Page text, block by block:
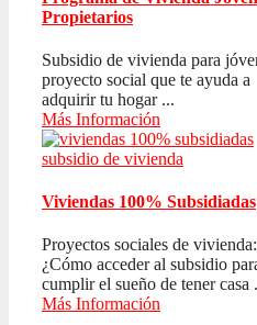
Propietarios
Subsidio de vivienda para
proyecto social que te ayuda a
adquirir tu hogar ...
Más Información
Viviendas 100% Subsidiadas
Proyectos sociales de vivienda:
¿Cómo acceder al subsidio
cumplir el sueño de tener casa
Más Información